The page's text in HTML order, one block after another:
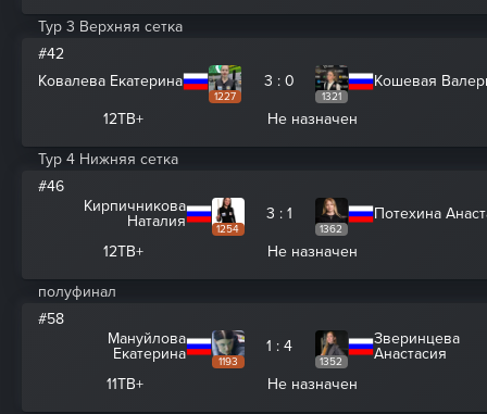
Тур 3 Верхняя сетка
#42
Ковалева Екатерина
1227
3 : 0
1321
Кошевая
12ТВ+ Не назначен
Тур 4 Нижняя сетка
#46
Кирпичникова
Наталия
1254
3 : 1
1362
Потехина
12ТВ+ Не назначен
полуфинал
#58
Мануйлова
Екатерина
1193
1 : 4
1352
Зверинцева
Анастасия
11ТВ+
Не назначен